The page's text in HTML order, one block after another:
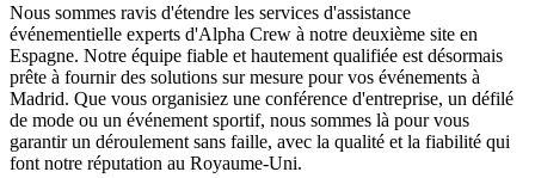
Nous sommes ravis d'étendre les services d'assistance
événementielle experts d'Alpha Crew à notre deuxième site en
Espagne. Notre équipe fiable et hautement qualifiée est désormais
prête à fournir des solutions sur mesure pour vos événements à
Madrid. Que vous organisiez une conférence d'entreprise, un défilé
de mode ou un événement sportif, nous sommes là pour vous
garantir un déroulement sans faille, avec la qualité et la fiabilité qui
font notre réputation au Royaume-Uni.